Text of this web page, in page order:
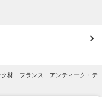
材 フランス アンティーク・テ